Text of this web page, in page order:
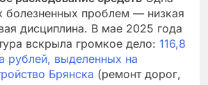
болезненных проблем — низкая
дисциплина. В мае 2025 года
вскрыла громкое дело: 116,8
рублей, выделенных на
Брянска (ремонт дорог,